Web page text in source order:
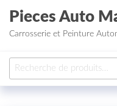
Aller au contenu
Pieces Auto
Carrosserie et Peinture
Recherche pour :